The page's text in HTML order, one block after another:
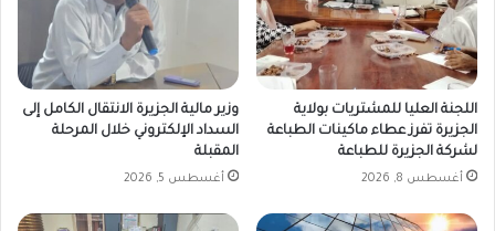
اللجنة العليا للمشتريات بولاية
الجزيرة تفرز عطاء ماكينات الطباعة
لشركة الجزيرة للطباعة
أغسطس 8, 2026
وزير مالية الجزيرة الانتقال الكامل إلى
السداد الإلكتروني خلال المرحلة
المقبلة
أغسطس 5, 2026